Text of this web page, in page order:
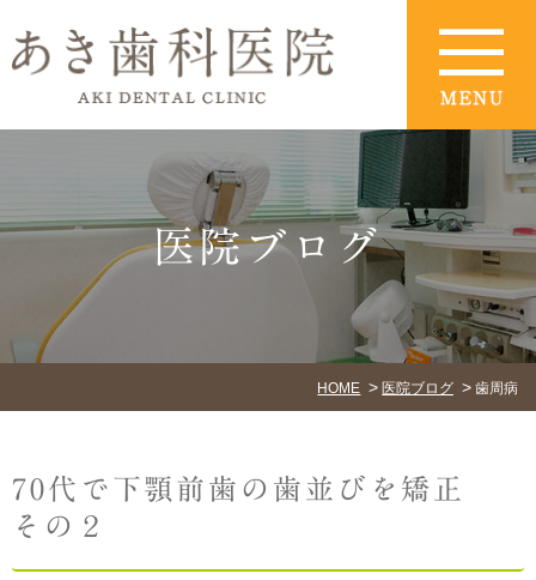
医院ブログ
HOME 医院ブログ 歯周病
70代で下顎前歯の歯並びを矯正
その２